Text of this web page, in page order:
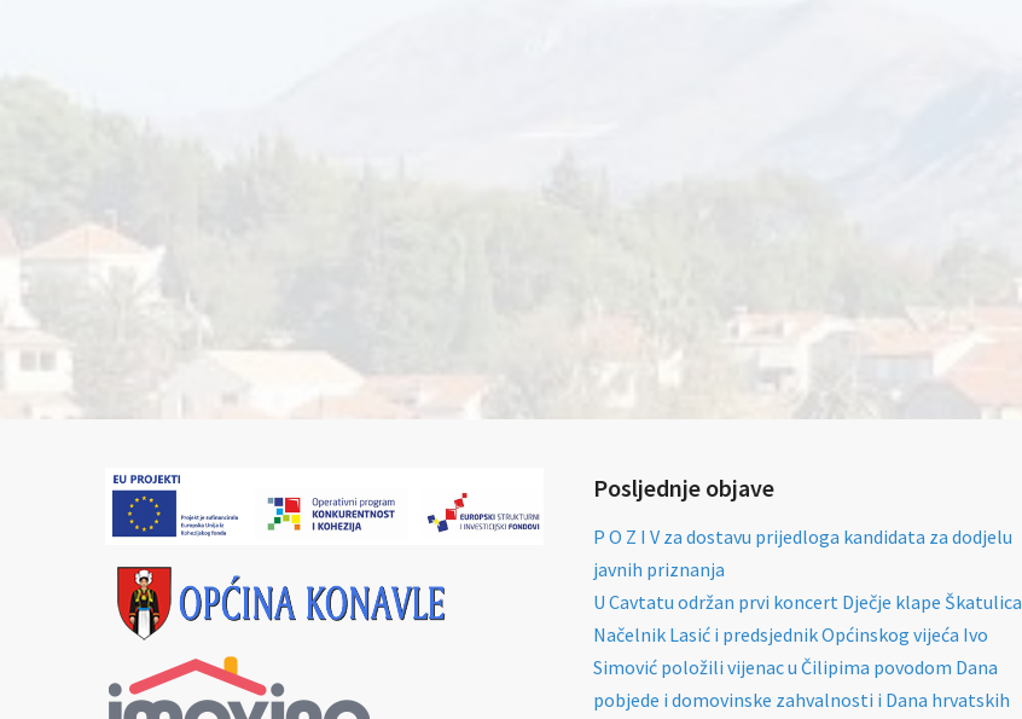
Posljednje objave
P O Z I V za dostavu prijedloga kandidata za dodjelu
javnih priznanja
U Cavtatu održan prvi koncert Dječje klape Škatulica
Načelnik Lasić i predsjednik Općinskog vijeća Ivo
Simović položili vijenac u Čilipima povodom Dana
pobjede i domovinske zahvalnosti i Dana hrvatskih